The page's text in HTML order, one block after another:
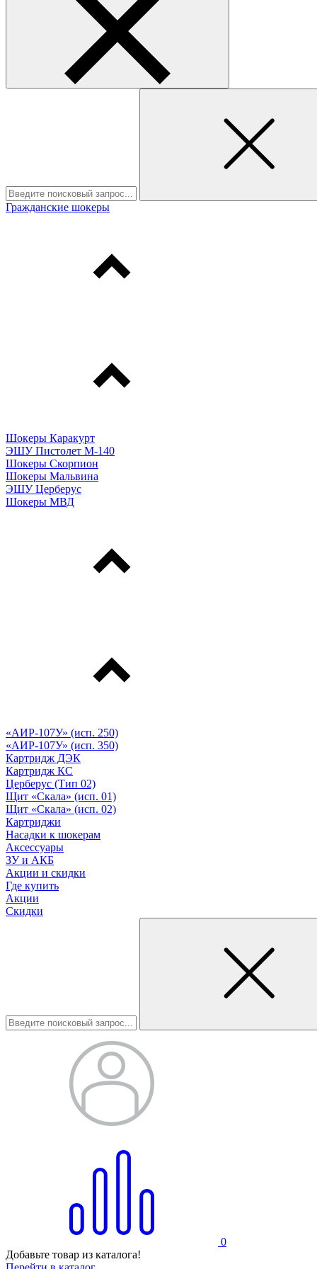
Гражданские шокеры
Шокеры Каракурт
ЭШУ Пистолет М-140
Шокеры Скорпион
Шокеры Мальвина
ЭШУ Церберус
Шокеры МВД
«АИР-107У» (исп. 250)
«АИР-107У» (исп. 350)
Картридж ДЭК
Картридж КС
Церберус (Тип 02)
Щит «Скала» (исп. 01)
Щит «Скала» (исп. 02)
Картриджи
Насадки к шокерам
Аксессуары
ЗУ и АКБ
Акции и скидки
Где купить
Акции
Скидки
0
Добавьте товар из каталога!